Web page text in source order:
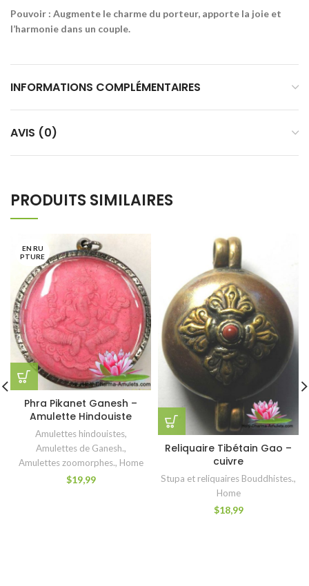
Pouvoir : Augmente le charme du porteur, apporte la joie et
l’harmonie dans un couple.
INFORMATIONS COMPLÉMENTAIRES
AVIS (0)
PRODUITS SIMILAIRES
EN RU
PTURE
Phra Pikanet Ganesh –
Amulette Hindouiste
Amulettes hindouistes,
Amulettes de Ganesh.,
Amulettes zoomorphes., Home
$19,99
Reliquaire Tibétain Gao –
cuivre
Stupa et reliquaires Bouddhistes.,
Home
$18,99